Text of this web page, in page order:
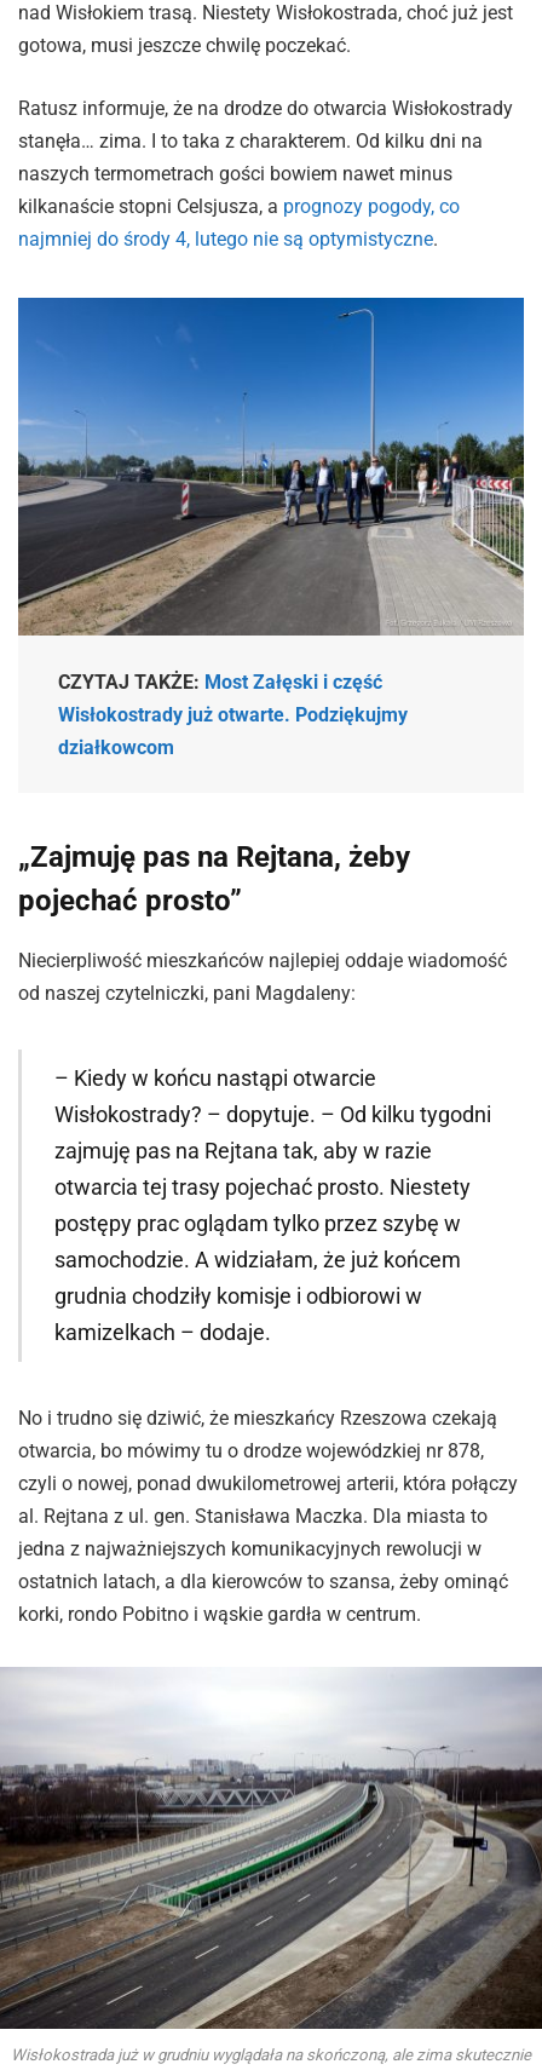
nad Wisłokiem trasą. Niestety Wisłokostrada, choć już jest
gotowa, musi jeszcze chwilę poczekać.
Ratusz informuje, że na drodze do otwarcia Wisłokostrady
stanęła… zima. I to taka z charakterem. Od kilku dni na
naszych termometrach gości bowiem nawet minus
kilkanaście stopni Celsjusza, a prognozy pogody, co
najmniej do środy 4, lutego nie są optymistyczne.
CZYTAJ TAKŻE: Most Załęski i część
Wisłokostrady już otwarte. Podziękujmy
działkowcom
„Zajmuję pas na Rejtana, żeby
pojechać prosto”
Niecierpliwość mieszkańców najlepiej oddaje wiadomość
od naszej czytelniczki, pani Magdaleny:
– Kiedy w końcu nastąpi otwarcie
Wisłokostrady? – dopytuje. – Od kilku tygodni
zajmuję pas na Rejtana tak, aby w razie
otwarcia tej trasy pojechać prosto. Niestety
postępy prac oglądam tylko przez szybę w
samochodzie. A widziałam, że już końcem
grudnia chodziły komisje i odbiorowi w
kamizelkach – dodaje.
No i trudno się dziwić, że mieszkańcy Rzeszowa czekają
otwarcia, bo mówimy tu o drodze wojewódzkiej nr 878,
czyli o nowej, ponad dwukilometrowej arterii, która połączy
al. Rejtana z ul. gen. Stanisława Maczka. Dla miasta to
jedna z najważniejszych komunikacyjnych rewolucji w
ostatnich latach, a dla kierowców to szansa, żeby ominąć
korki, rondo Pobitno i wąskie gardła w centrum.
Wisłokostrada już w grudniu wyglądała na skończoną, ale zima skutecznie